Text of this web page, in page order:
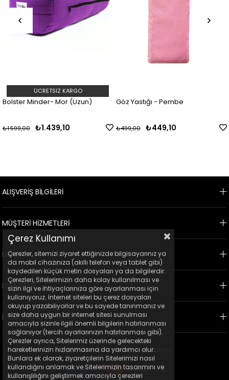
Bolster Minder- Mor (Uzun)
₺1.439,10
₺1.599,00
ÜCRETSIZ KARGO
Göz Yastığı - Pembe
₺449,10
₺499,00
ALIŞVERİŞ BİLGİLERİ
MÜŞTERİ HİZMETLERİ
KVKK
KURUMSAL
E-BÜLTEN KAYIT
© 2023 Ticimax - Tüm hakları saklıdır.
Çerez Kullanımı
Çerezler, sitemizi ziyaret ettiğinizde bilgisayarınız ya
da mobil cihazınıza (akıllı telefon veya tablet gibi)
kaydedilen küçük metin dosyaları ya da bilgilerdir.
Çerezleri, Sitelerimizin daha kolay kullanılması ve
sizin ilgi ve ihtiyaçlarınıza göre ayarlanması için
kullanıyoruz. İnternet siteleri bu çerez dosyaları
okuyup yazabiliyorlar ve bu sayede tanınmanız ve
size daha uygun bir internet sitesi sunulması
amacıyla sizinle ilgili önemli bilgilerin hatırlanması
sağlanıyor (tercih ayarlarınızın hatırlanması gibi).
Çerezler ayrıca, Sitelerimiz üzerinde gelecekteki
hareketlerinizin hızlanmasına da yardımcı olur.
Bunlara ek olarak, ziyaretçilerin Sitelerimizi nasıl
kullandığını anlamak ve Sitelerimizin tasarımını ve
kullanışlılığını geliştirmek amacıyla çerezleri